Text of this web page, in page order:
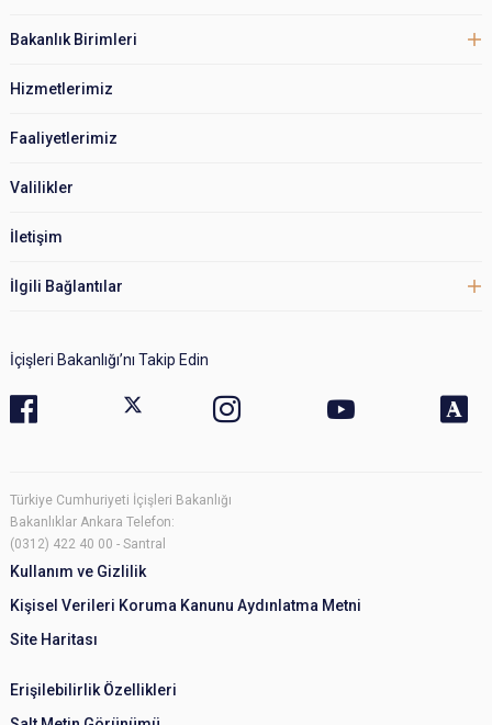
Bakanlık Birimleri
Hizmetlerimiz
Faaliyetlerimiz
Valilikler
İletişim
İlgili Bağlantılar
İçişleri Bakanlığı’nı Takip Edin
Türkiye Cumhuriyeti İçişleri Bakanlığı
Bakanlıklar Ankara Telefon:
(0312) 422 40 00 - Santral
Kullanım ve Gizlilik
Kişisel Verileri Koruma Kanunu Aydınlatma Metni
Site Haritası
Erişilebilirlik Özellikleri